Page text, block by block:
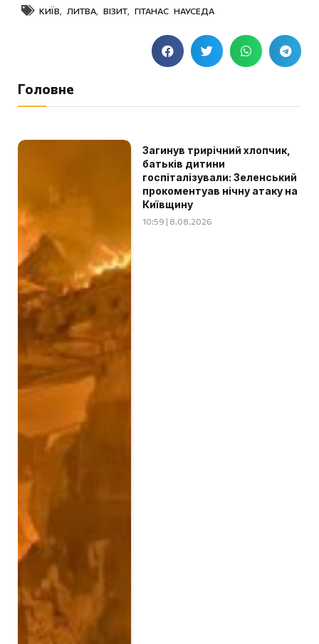
КИЇВ ЛИТВА ВІЗИТ ГІТАНАС НАУСЕДА
Головне
Загинув трирічний хлопчик,
батьків дитини
госпіталізували: Зеленський
прокоментуав нічну атаку на
Київщину
10:59 | 8.08.2026